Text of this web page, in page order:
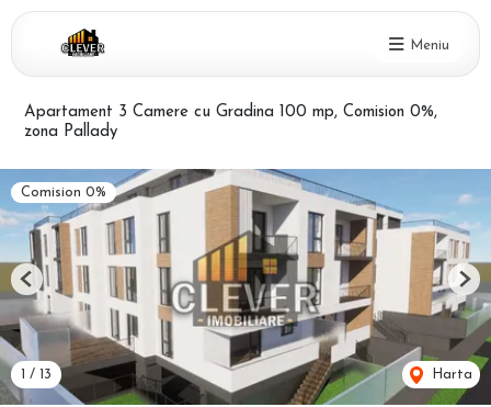
Meniu
Apartament 3 Camere cu Gradina 100 mp, Comision 0%,
zona Pallady
Comision 0%
1 / 13 Harta
Previous